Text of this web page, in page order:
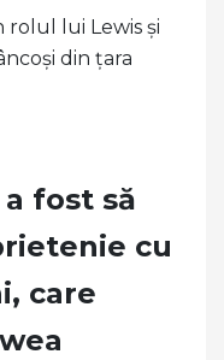
rolul lui Lewis și
din țara
fost să
cu
care